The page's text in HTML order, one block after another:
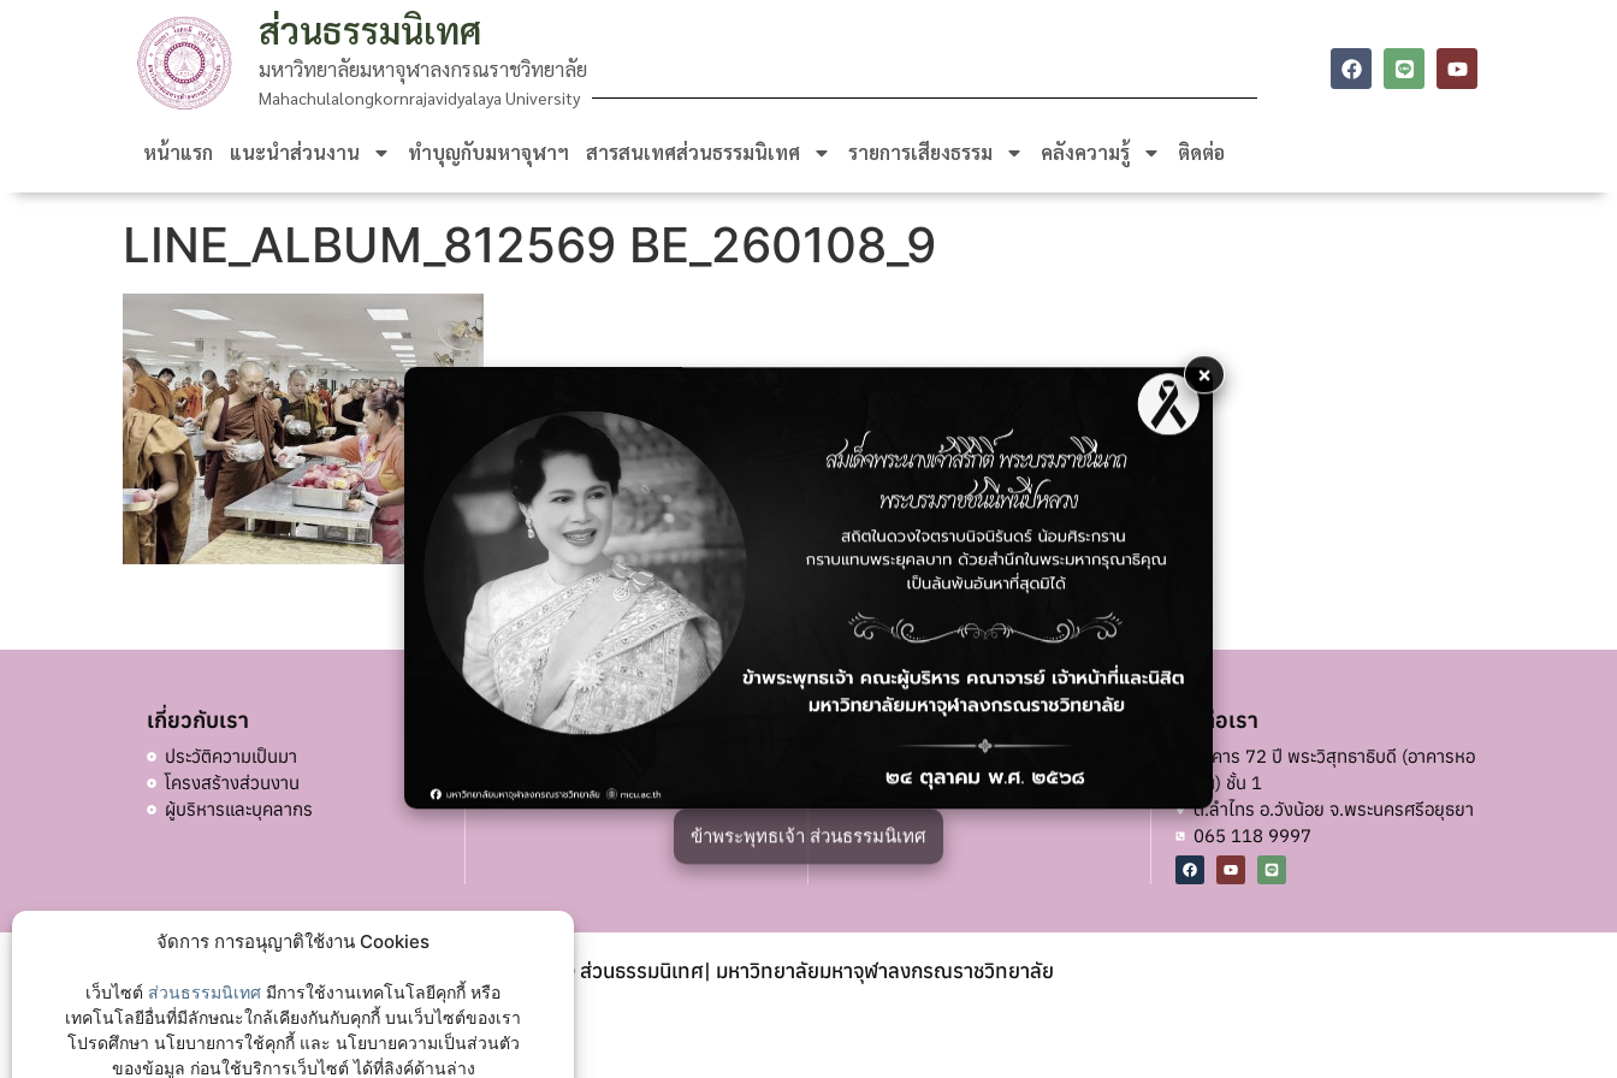
จัดการ การอนุญาติใช้งาน Cookies
เว็บไซต์ ส่วนธรรมนิเทศ มีการใช้งานเทคโนโลยีคุกกี้ หรือ
เทคโนโลยีอื่นที่มีลักษณะใกล้เคียงกันกับคุกกี้ บนเว็บไซต์ของเรา
โปรดศึกษา นโยบายการใช้คุกกี้ และ นโยบายความเป็นส่วนตัว
ของข้อมูล ก่อนใช้บริการเว็บไซต์ ได้ที่ลิงค์ด้านล่าง
×
ข้าพระพุทธเจ้า ส่วนธรรมนิเทศ
ส่วนธรรมนิเทศ
มหาวิทยาลัยมหาจุฬาลงกรณราชวิทยาลัย
Mahachulalongkornrajavidyalaya University
หน้าแรก แนะนำส่วนงาน ทำบุญกับมหาจุฬาฯ สารสนเทศส่วนธรรมนิเทศ รายการเสียงธรรม คลังความรู้ ติดต่อ
LINE_ALBUM_812569 BE_260108_9
เกี่ยวกับเรา
ประวัติความเป็นมา
โครงสร้างส่วนงาน
ผู้บริหารและบุคลากร
อื่น ๆ ลิงก์ที่เกี่ยวข้อง
มหาวิทยาลัยมหาจุฬาลงกรณราชวิทยาลัย
เฟซบุ๊กเพจ
ติดต่อเรา
อาคาร 72 ปี พระวิสุทธาธิบดี (อาคารหอ
ฉัน) ชั้น 1
ต.ลำไทร อ.วังน้อย จ.พระนครศรีอยุธยา
065 118 9997
© ส่วนธรรมนิเทศ| มหาวิทยาลัยมหาจุฬาลงกรณราชวิทยาลัย